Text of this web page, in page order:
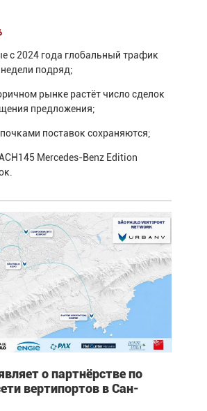
с 2024 года глобальный трафик
подряд;
рынке растёт число сделок
предложения;
поставок сохраняются;
Mercedes-Benz Edition
о партнёрстве по
вертипортов в Сан-